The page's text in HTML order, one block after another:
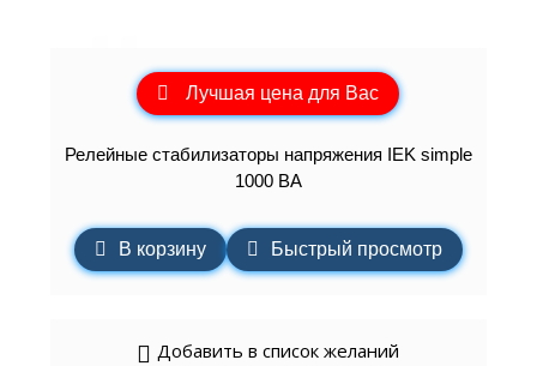
Лучшая цена для Вас
Релейные стабилизаторы напряжения IEK simple
1000 ВА
В корзину Быстрый просмотр
Добавить в список желаний